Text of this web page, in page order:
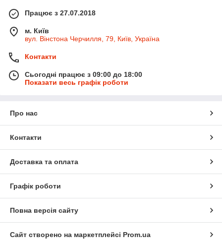
Працює з 27.07.2018
м. Київ
вул. Вінстона Черчилля, 79, Київ, Україна
Контакти
Сьогодні працює з 09:00 до 18:00
Показати весь графік роботи
Про нас
Контакти
Доставка та оплата
Графік роботи
Повна версія сайту
Сайт створено на маркетплейсі Prom.ua